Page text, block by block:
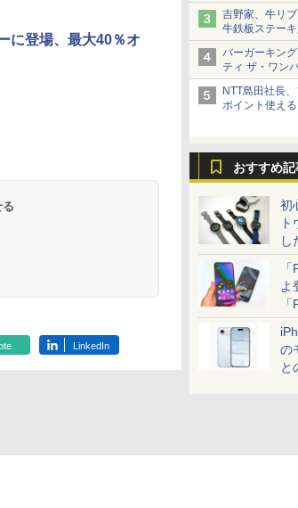
吉野家、牛リ
牛鉄板ステー
バーガーキン
ティ ザ・ワン
約1656kcal、
NTT島田社長
ポイント使える
おすすめ記
初
し
よ
の
と
に登場、最大40％オ
LinkedIn